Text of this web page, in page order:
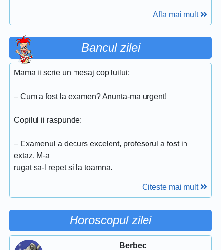
Afla mai mult
Bancul zilei
Mama ii scrie un mesaj copiluilui:
– Cum a fost la examen? Anunta-ma urgent!
Copilul ii raspunde:
– Examenul a decurs excelent, profesorul a fost in
extaz. M-a
rugat sa-l repet si la toamna.
Citeste mai mult
Horoscopul zilei
Berbec